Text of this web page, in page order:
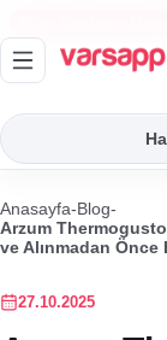
Anasayfa-Blog-
Arzum
ve Alınmadan
27.10.2025